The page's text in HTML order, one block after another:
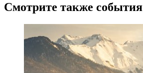
Смотрите также события